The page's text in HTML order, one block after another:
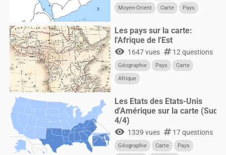
Moyen-Orient
Carte Pays
Les pays sur la carte:
l'Afrique de l'Est
visibility 1647 vues numbers12 questions
Géographie Pays
Carte
Afrique
Les Etats des Etats-Unis
d'Amérique sur la carte (Sud
4/4)
visibility 1339 vues numbers17 questions
Géographie Carte
Pays